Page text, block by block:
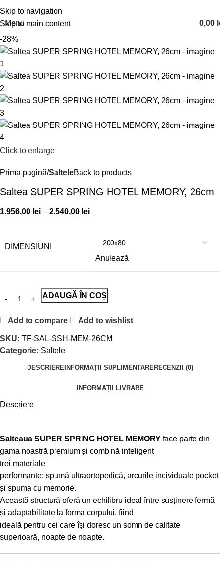
Skip to navigation
Skip to main content
Menu 0,00
-28%
Click to enlarge
Prima pagină SalteleBack to products
Saltea SUPER SPRING HOTEL MEMORY, 26cm
1.956,00 lei – 2.540,00 lei
DIMENSIUNI
Anulează
ADAUGĂ ÎN COȘ
Add to compare Add to wishlist
SKU: TF-SAL-SSH-MEM-26CM
Categorie: Saltele
DESCRIERE INFORMAȚII SUPLIMENTARE RECENZII (0)
INFORMAȚII LIVRARE
Descriere
Salteaua SUPER SPRING HOTEL MEMORY face parte din
gama noastră premium și combină inteligent
trei materiale
performante: spumă ultraortopedică, arcurile individuale pocket
și spuma cu memorie.
Această structură oferă un echilibru ideal între susținere fermă
și adaptabilitate la forma corpului, fiind
ideală pentru cei care își doresc un somn de calitate
superioară, noapte de noapte.